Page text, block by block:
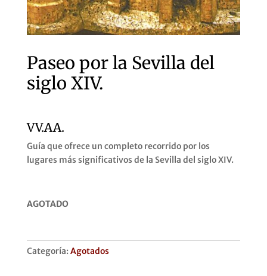
Paseo por la Sevilla del
siglo XIV.
VV.AA.
Guía que ofrece un completo recorrido por los
lugares más significativos de la Sevilla del siglo XIV.
AGOTADO
Categoría:Agotados